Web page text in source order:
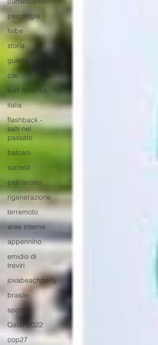
psicologia
foibe
storia
guerra
cile
sud America
italia
flashback -
salti nel
passato
balcani
società
patriarcato
rigenerazione
terremoto
aree interne
appennino
emidio di
treviri
jovabeachparty
brasile
sport
Qatar 2022
cop27